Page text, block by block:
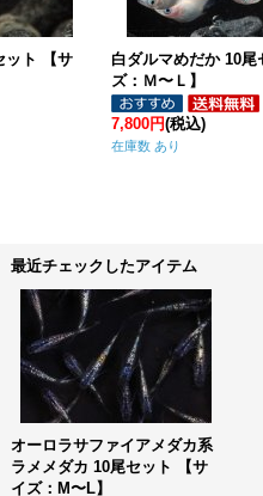
小川ブラックめだか 10尾セット 【
イズ：Ｍ〜Ｌ】
在庫数 あとひとつ
最近チェックしたアイテム